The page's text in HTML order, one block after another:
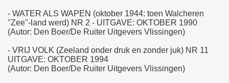
- WATER ALS WAPEN (oktober 1944: toen Walcheren
"Zee"-land werd) NR 2 - UITGAVE: OKTOBER 1990
(Autor: Den Boer/De Ruiter Uitgevers Vlissingen)
- VRIJ VOLK (Zeeland onder druk en zonder juk) NR 11
UITGAVE: OKTOBER 1994
(Autor: Den Boer/De Ruiter Uitgevers Vlissingen)